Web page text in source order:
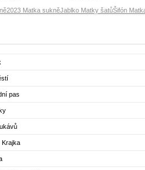
2023 Matka sukněJablko Matky šatůŠifón
pas
Krajka